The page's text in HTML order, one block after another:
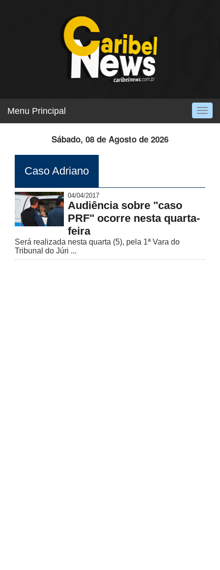
Menu Principal
Sábado, 08 de Agosto de 2026
Caso Adriano
04/04/2017
Audiência sobre "caso
PRF" ocorre nesta quarta-
feira
Será realizada nesta quarta (5), pela 1ª Vara do
Tribunal do Júri ...